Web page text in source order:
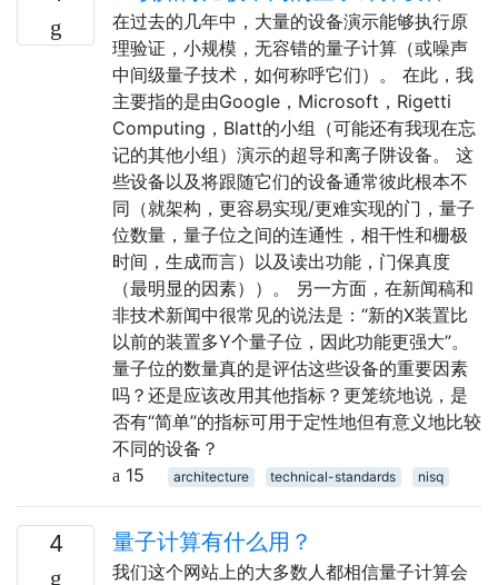
在过去的几年中，大量的设备演示能够执行原
理验证，小规模，无容错的量子计算（或噪声
中间级量子技术，如何称呼它们）。 在此，我
主要指的是由Google，Microsoft，Rigetti
Computing，Blatt的小组（可能还有我现在忘
记的其他小组）演示的超导和离子阱设备。 这
些设备以及将跟随它们的设备通常彼此根本不
同（就架构，更容易实现/更难实现的门，量子
位数量，量子位之间的连通性，相干性和栅极
时间，生成而言）以及读出功能，门保真度
（最明显的因素））。 另一方面，在新闻稿和
非技术新闻中很常见的说法是：“新的X装置比
以前的装置多Y个量子位，因此功能更强大”。
量子位的数量真的是评估这些设备的重要因素
吗？还是应该改用其他指标？更笼统地说，是
否有“简单”的指标可用于定性地但有意义地比较
不同的设备？
15
architecture technical-standards nisq
4 量子计算有什么用？
我们这个网站上的大多数人都相信量子计算会